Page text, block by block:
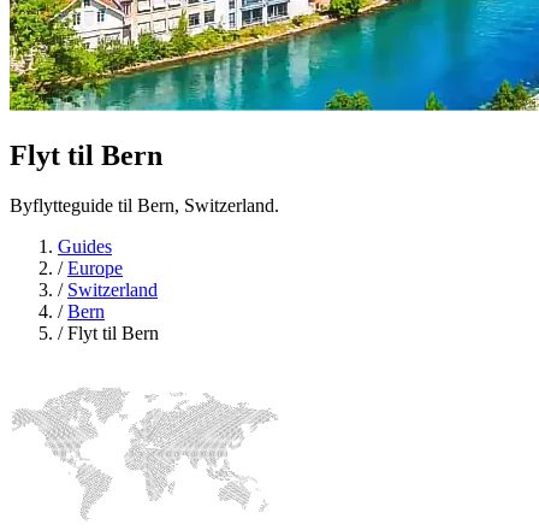
Flyt til Bern
Byflytteguide til Bern, Switzerland.
Guides
/Europe
/ Switzerland
/Bern
/Flyt til Bern